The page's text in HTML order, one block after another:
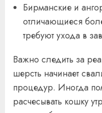
Бирманские и
отличающиеся
требуют ухода в
Важно следить за
шерсть начинает
процедур. Иногда
расчесывать кошку